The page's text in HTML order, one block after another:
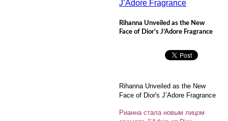
Rihanna Unveiled as the New
Face of Dior's J’Adore Fragrance
Rihanna Unveiled as the New
Face of Dior's J’Adore Fragrance
Рианна стала новым лицом